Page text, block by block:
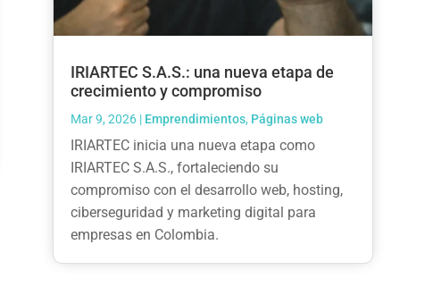
IRIARTEC S.A.S.: una nueva etapa de
crecimiento y compromiso
Mar 9, 2026| Emprendimientos, Páginas web
IRIARTEC inicia una nueva etapa como
IRIARTEC S.A.S., fortaleciendo su
compromiso con el desarrollo web, hosting,
ciberseguridad y marketing digital para
empresas en Colombia.